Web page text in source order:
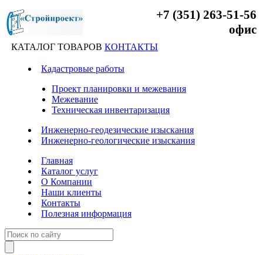
+7 (351) 263-51-56
офис
КАТАЛОГ ТОВАРОВ КОНТАКТЫ
Кадастровые работы
Проект планировки и межевания
Межевание
Техническая инвентаризация
Инженерно-геодезические изыскания
Инженерно-геологические изыскания
Главная
Каталог услуг
О Компании
Наши клиенты
Контакты
Полезная информация